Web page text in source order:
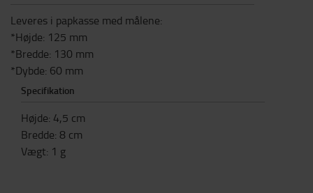
Leveres i papkasse med målene:
*Højde: 125 mm
*Bredde: 130 mm
*Dybde: 60 mm
Specifikation
Højde: 4,5 cm
Bredde: 8 cm
Vægt: 1 g